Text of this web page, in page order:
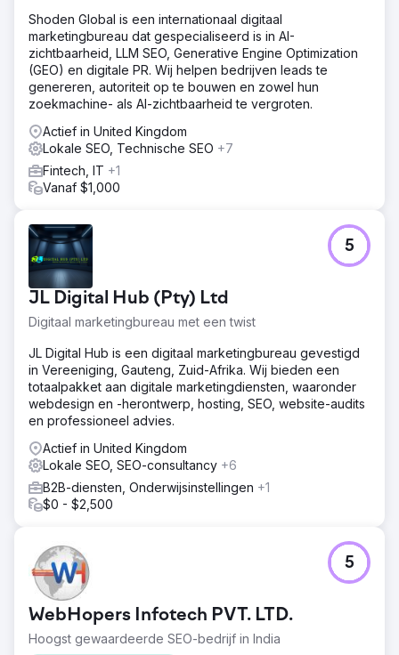
Shoden Global is een internationaal digitaal
marketingbureau dat gespecialiseerd is in AI-
zichtbaarheid, LLM SEO, Generative Engine Optimization
(GEO) en digitale PR. Wij helpen bedrijven leads te
genereren, autoriteit op te bouwen en zowel hun
zoekmachine- als AI-zichtbaarheid te vergroten.
Actief in United Kingdom
Lokale SEO, Technische SEO +7
Fintech, IT +1
Vanaf $1,000
JL Digital Hub (Pty) Ltd
Digitaal marketingbureau met een twist
5
JL Digital Hub is een digitaal marketingbureau gevestigd
in Vereeniging, Gauteng, Zuid-Afrika. Wij bieden een
totaalpakket aan digitale marketingdiensten, waaronder
webdesign en -herontwerp, hosting, SEO, website-audits
en professioneel advies.
Actief in United Kingdom
Lokale SEO, SEO-consultancy +6
B2B-diensten, Onderwijsinstellingen +1
$0 - $2,500
WebHopers Infotech PVT. LTD.
Hoogst gewaardeerde SEO-bedrijf in India
5